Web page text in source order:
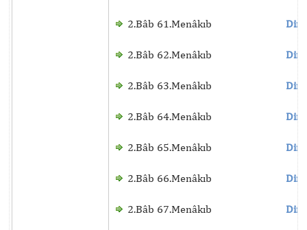
2.Bâb 61.Menâkıb
2.Bâb 62.Menâkıb
2.Bâb 63.Menâkıb
2.Bâb 64.Menâkıb
2.Bâb 65.Menâkıb
2.Bâb 66.Menâkıb
2.Bâb 67.Menâkıb